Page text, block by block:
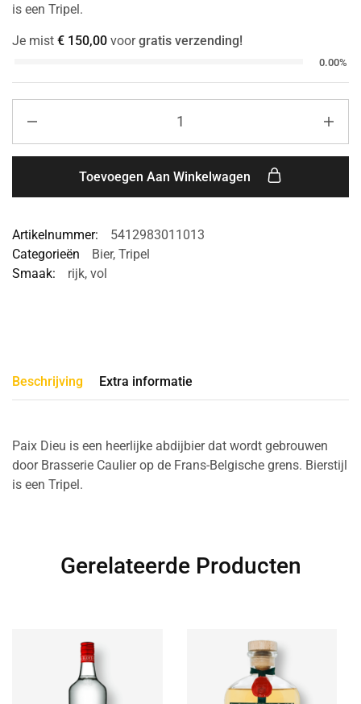
is een Tripel.
Je mist € 150,00 voorgratis verzending!
0.00%
Toevoegen Aan Winkelwagen
Artikelnummer:
5412983011013
Categorieën
Bier, Tripel
Smaak:
rijk, vol
Beschrijving Extra informatie
Paix Dieu is een heerlijke abdijbier dat wordt gebrouwen
door Brasserie Caulier op de Frans-Belgische grens. Bierstijl
is een Tripel.
Gerelateerde Producten